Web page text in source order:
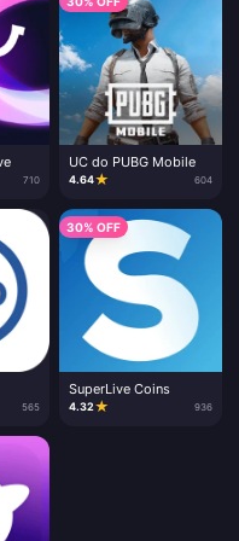
710
UC do PUBG Mobile
4.64★ 604
565
30% OFF
SuperLive Coins
4.32★ 936